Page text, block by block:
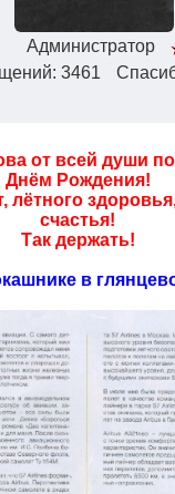
Администратор
3461
от всей души
Днём Рождения!
лётного
счастья!
Так держать!
в